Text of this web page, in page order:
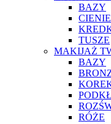
BAZY
CIENIE
TUSZE
MAKIJAŻ
BAZY
RÓŻE